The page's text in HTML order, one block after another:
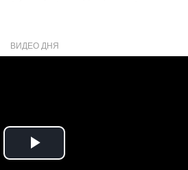
ВИДЕО ДНЯ
Play